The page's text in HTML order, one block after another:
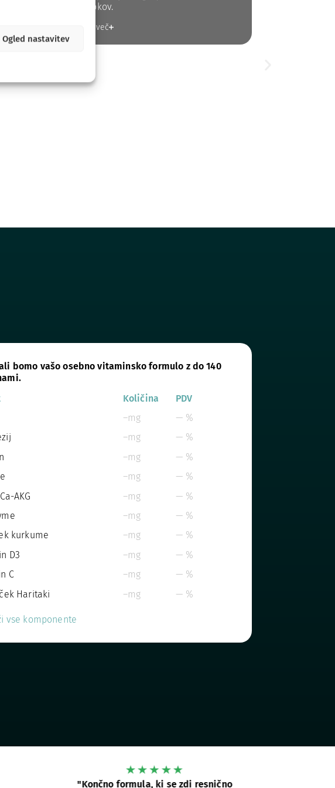
Ogled nastavitev
postopkov.
Prikaži več
bomo vašo osebno vitaminsko formulo z do 140
Količina
PDV
–mg
— %
–mg
— %
–mg
— %
–mg
— %
AKG
–mg
— %
–mg
— %
kurkume
–mg
— %
D3
–mg
— %
C
–mg
— %
Haritaki
–mg — %
vse komponente
"Končno formula, ki se zdi resnično